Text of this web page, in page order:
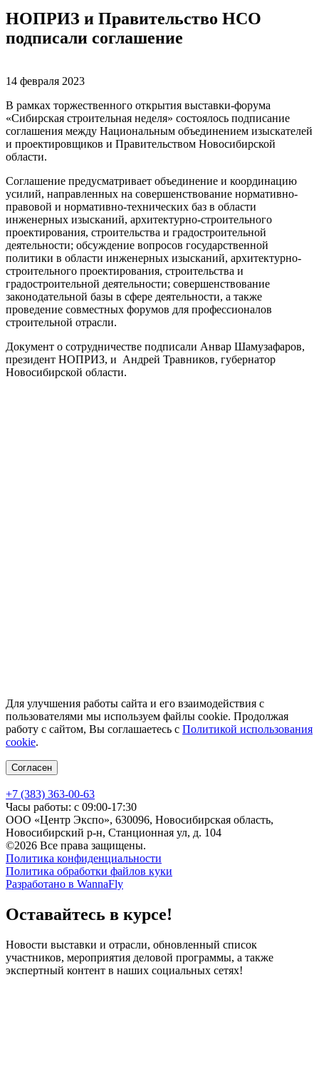
НОПРИЗ и Правительство НСО
подписали соглашение
14 февраля 2023
В рамках торжественного открытия выставки-форума
«Сибирская строительная неделя» состоялось подписание
соглашения между Национальным объединением изыскателей
и проектировщиков и Правительством Новосибирской
области.
Соглашение предусматривает объединение и координацию
усилий, направленных на совершенствование нормативно-
правовой и нормативно-технических баз в области
инженерных изысканий, архитектурно-строительного
проектирования, строительства и градостроительной
деятельности; обсуждение вопросов государственной
политики в области инженерных изысканий, архитектурно-
строительного проектирования, строительства и
градостроительной деятельности; совершенствование
законодательной базы в сфере деятельности, а также
проведение совместных форумов для профессионалов
строительной отрасли.
Документ о сотрудничестве подписали Анвар Шамузафаров,
президент НОПРИЗ, и Андрей Травников, губернатор
Новосибирской области.
Для улучшения работы сайта и его взаимодействия с
пользователями мы используем файлы cookie. Продолжая
работу с сайтом, Вы соглашаетесь с Политикой использования
cookie.
Согласен
+7 (383) 363-00-63
Часы работы: с 09:00-17:30
ООО «Центр Экспо», 630096, Новосибирская область,
Новосибирский р-н, Станционная ул, д. 104
©2026 Все права защищены.
Политика конфиденциальности
Политика обработки файлов куки
Разработано в WannaFly
Оставайтесь в курсе!
Новости выставки и отрасли, обновленный список
участников, мероприятия деловой программы, а также
экспертный контент в наших социальных сетях!